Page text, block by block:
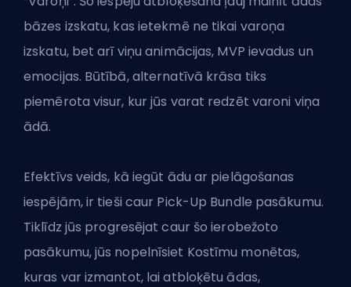
bāzes izskatu, kas ietekmē ne tikai varoņa
izskatu, bet arī viņu animācijas, MVP ievadus un
emocijas. Būtībā, alternatīvā krāsa tiks
piemērota visur, kur jūs varat redzēt varoni viņa
ādā.
Efektīvs veids, kā iegūt ādu ar pielāgošanas
iespējām, ir tieši caur Pick-Up Bundle pasākumu.
Tiklīdz jūs progresējat caur šo ierobežoto
pasākumu, jūs nopelnīsiet Kostīmu monētas,
kuras var izmantot, lai atbloķētu ādas,